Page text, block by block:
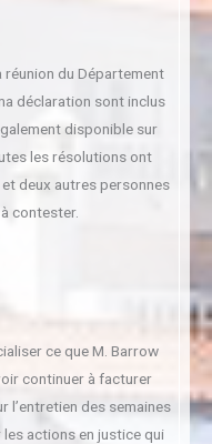
réunion du Département
déclaration sont inclus
disponible sur
les résolutions ont
deux autres personnes
contester.
ce que M. Barrow
continuer à facturer
l’entretien des semaines
les actions en justice qui